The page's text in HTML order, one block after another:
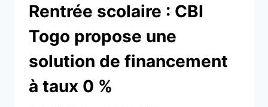
Rentrée scolaire : CBI
Togo propose une
solution de financement
à taux 0 %